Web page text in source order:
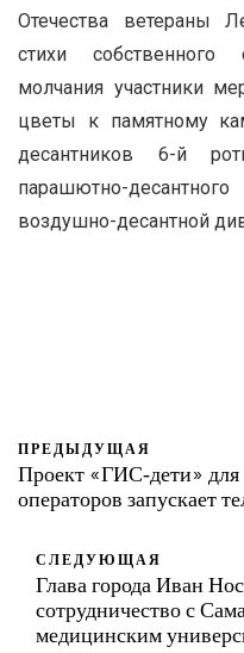
Отечества ветераны
стихи
молчания участники
цветы к памятному
десантников 6-й
парашютно-
воздушно-десантной
ПРЕДЫДУЩАЯ
Проект «ГИС‑дети»
операторов запускает
СЛЕДУЮЩАЯ
Глава города Иван
сотрудничество с
медицинским